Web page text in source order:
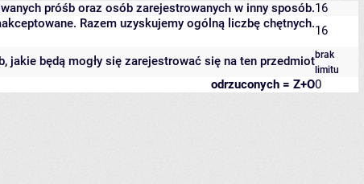
próśb oraz osób zarejestrowanych w inny sposób.16
Razem uzyskujemy ogólną liczbę chętnych.16
jakie będą mogły się zarejestrować się na ten przedmiotbrak
limitu
odrzuconych = Z+O0